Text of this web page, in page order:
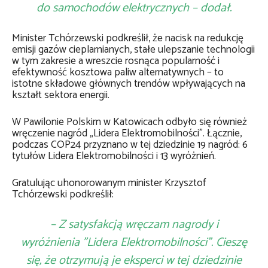
do samochodów elektrycznych – dodał.
Minister Tchórzewski podkreślił, że nacisk na redukcję
emisji gazów cieplarnianych, stałe ulepszanie technologii
w tym zakresie a wreszcie rosnąca popularność i
efektywność kosztowa paliw alternatywnych – to
istotne składowe głównych trendów wpływających na
kształt sektora energii.
W Pawilonie Polskim w Katowicach odbyło się również
wręczenie nagród „Lidera Elektromobilności”. Łącznie,
podczas COP24 przyznano w tej dziedzinie 19 nagród: 6
tytułów Lidera Elektromobilności i 13 wyróżnień.
Gratulując uhonorowanym minister Krzysztof
Tchórzewski podkreślił:
– Z satysfakcją wręczam nagrody i
wyróżnienia ”Lidera Elektromobilności”. Cieszę
się, że otrzymują je eksperci w tej dziedzinie